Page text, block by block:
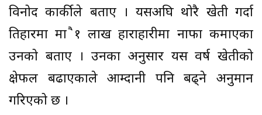
विनोद कार्कीले बताए । यसअघि थोरै खेती गर्दा
तिहारमा मात्रै १ लाख हाराहारीमा नाफा कमाएका
उनको बताए । उनका अनुसार यस वर्ष खेतीको
क्षेत्रफल बढाएकाले आम्दानी पनि बढ्ने अनुमान
गरिएको छ ।